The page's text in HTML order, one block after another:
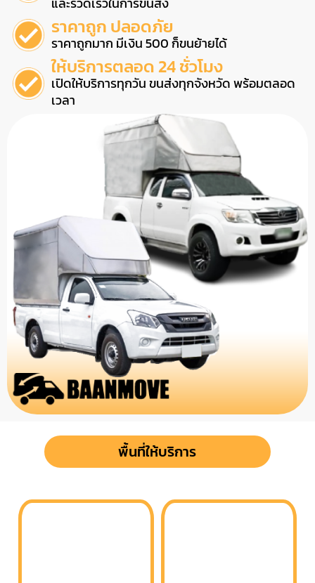
ราคาถูก ปลอดภัย
ราคาถูกมาก มีเงิน 500 ก็ขนย้ายได้
ให้บริการตลอด 24 ชั่วโมง
เปิดให้บริการทุกวัน ขนส่งทุกจังหวัด พร้อมตลอด
เวลา
พื้นที่ให้บริการ